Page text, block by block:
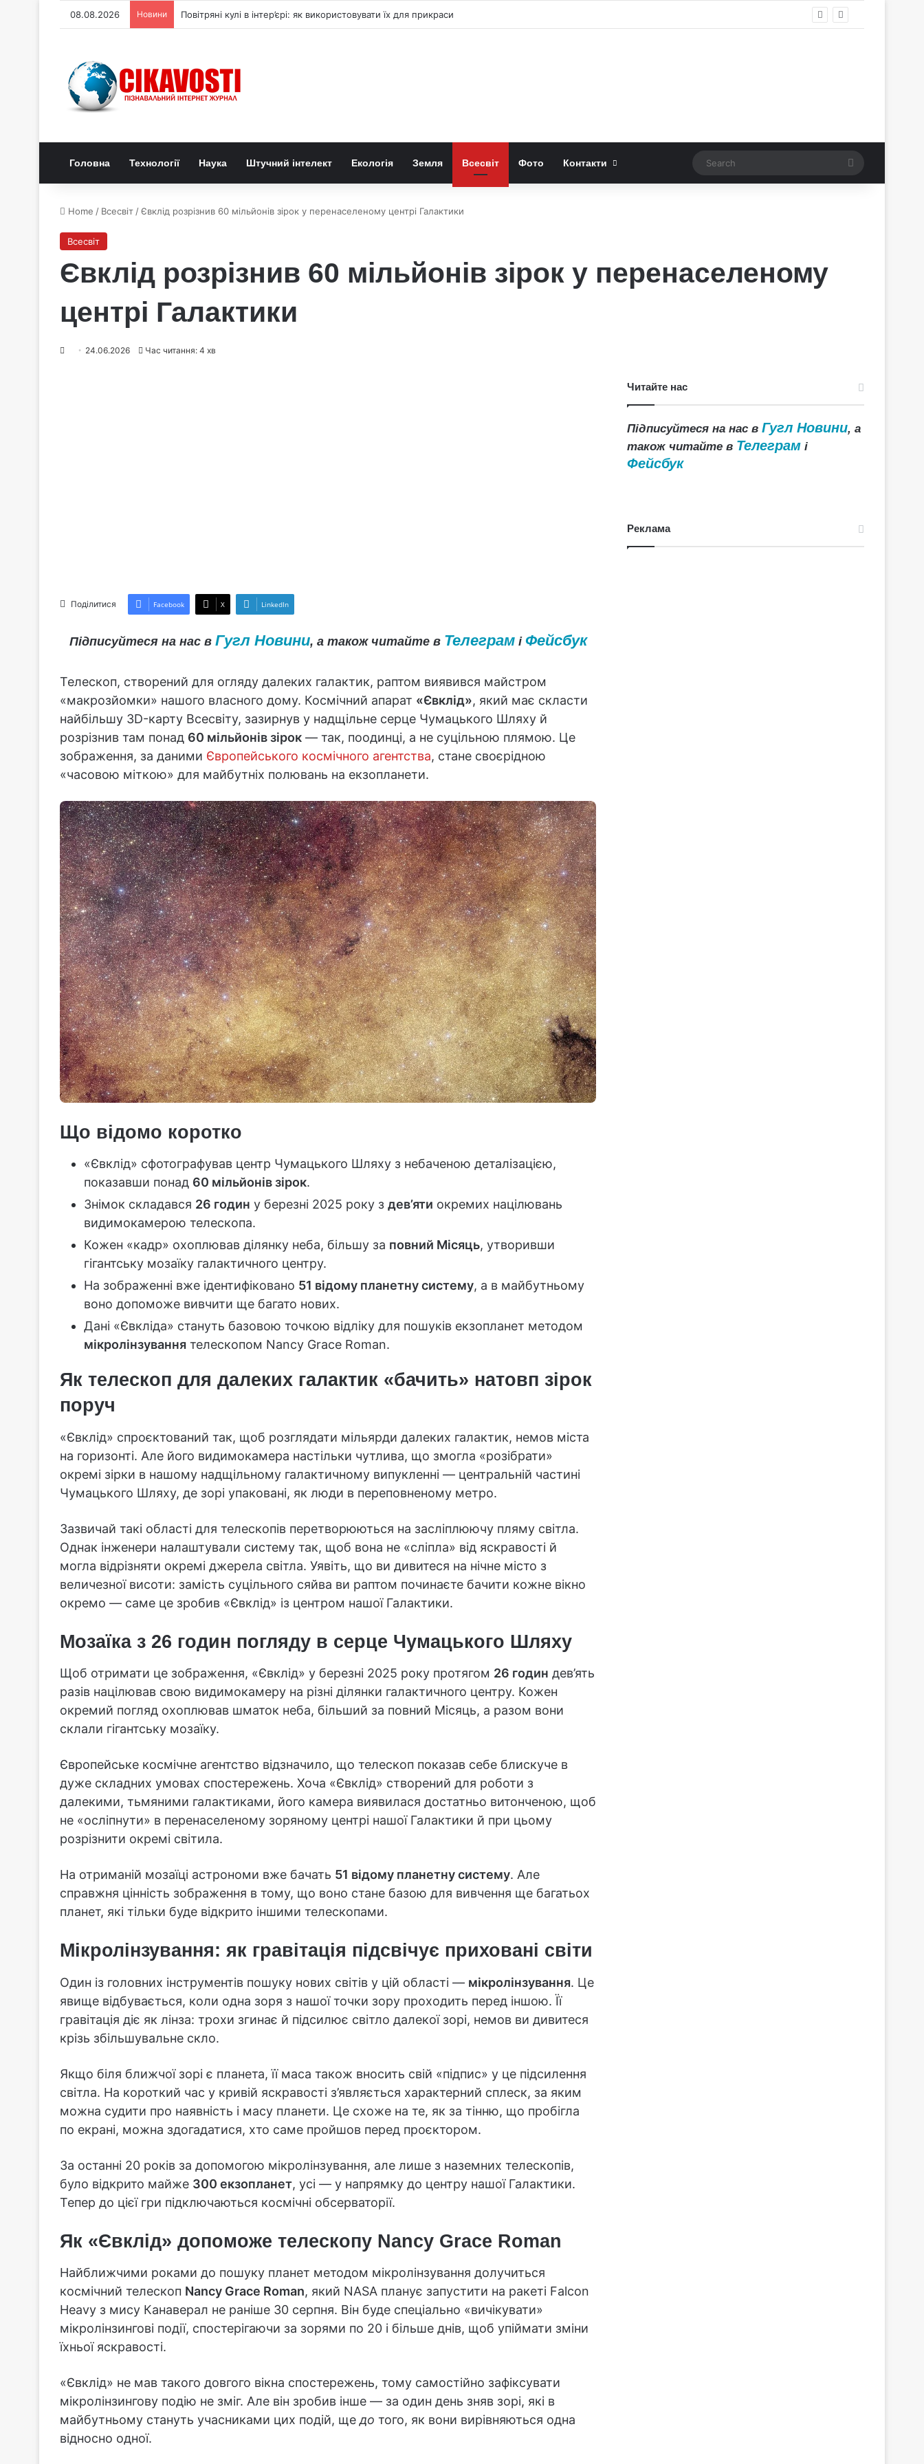
08.08.2026 Новини Повітряні кулі в інтер’єрі: як використовувати їх для прикраси
Головна Технології Наука Штучний інтелект Екологія Земля Всесвіт Фото Контакти Search
Home / Всесвіт /Євклід розрізнив 60 мільйонів зірок у перенаселеному центрі Галактики
Всесвіт
Євклід розрізнив 60 мільйонів зірок у перенаселеному
центрі Галактики
24.06.2026 Час читання: 4 хв
Поділитися Facebook X LinkedIn
Підписуйтеся на нас в Гугл Новини, а також читайте в Телеграмі Фейсбук
Телескоп, створений для огляду далеких галактик, раптом виявився майстром
«макрозйомки» нашого власного дому. Космічний апарат «Євклід», який має скласти
найбільшу 3D-карту Всесвіту, зазирнув у надщільне серце Чумацького Шляху й
розрізнив там понад 60 мільйонів зірок — так, поодинці, а не суцільною плямою. Це
зображення, за даними Європейського космічного агентства, стане своєрідною
«часовою міткою» для майбутніх полювань на екзопланети.
Що відомо коротко
«Євклід» сфотографував центр Чумацького Шляху з небаченою деталізацією,
показавши понад 60 мільйонів зірок.
Знімок складався 26 годин у березні 2025 року з дев’яти окремих націлювань
видимокамерою телескопа.
Кожен «кадр» охоплював ділянку неба, більшу за повний Місяць, утворивши
гігантську мозаїку галактичного центру.
На зображенні вже ідентифіковано 51 відому планетну систему, а в майбутньому
воно допоможе вивчити ще багато нових.
Дані «Євкліда» стануть базовою точкою відліку для пошуків екзопланет методом
мікролінзування телескопом Nancy Grace Roman.
Як телескоп для далеких галактик «бачить» натовп зірок
поруч
«Євклід» спроєктований так, щоб розглядати мільярди далеких галактик, немов міста
на горизонті. Але його видимокамера настільки чутлива, що змогла «розібрати»
окремі зірки в нашому надщільному галактичному випукленні — центральній частині
Чумацького Шляху, де зорі упаковані, як люди в переповненому метро.
Зазвичай такі області для телескопів перетворюються на засліплюючу пляму світла.
Однак інженери налаштували систему так, щоб вона не «сліпла» від яскравості й
могла відрізняти окремі джерела світла. Уявіть, що ви дивитеся на нічне місто з
величезної висоти: замість суцільного сяйва ви раптом починаєте бачити кожне вікно
окремо — саме це зробив «Євклід» із центром нашої Галактики.
Мозаїка з 26 годин погляду в серце Чумацького Шляху
Щоб отримати це зображення, «Євклід» у березні 2025 року протягом 26 годин дев’ять
разів націлював свою видимокамеру на різні ділянки галактичного центру. Кожен
окремий погляд охоплював шматок неба, більший за повний Місяць, а разом вони
склали гігантську мозаїку.
Європейське космічне агентство відзначило, що телескоп показав себе блискуче в
дуже складних умовах спостережень. Хоча «Євклід» створений для роботи з
далекими, тьмяними галактиками, його камера виявилася достатньо витонченою, щоб
не «осліпнути» в перенаселеному зоряному центрі нашої Галактики й при цьому
розрізнити окремі світила.
На отриманій мозаїці астрономи вже бачать 51 відому планетну систему. Але
справжня цінність зображення в тому, що воно стане базою для вивчення ще багатьох
планет, які тільки буде відкрито іншими телескопами.
Мікролінзування: як гравітація підсвічує приховані світи
Один із головних інструментів пошуку нових світів у цій області — мікролінзування. Це
явище відбувається, коли одна зоря з нашої точки зору проходить перед іншою. Її
гравітація діє як лінза: трохи згинає й підсилює світло далекої зорі, немов ви дивитеся
крізь збільшувальне скло.
Якщо біля ближчої зорі є планета, її маса також вносить свій «підпис» у це підсилення
світла. На короткий час у кривій яскравості з’являється характерний сплеск, за яким
можна судити про наявність і масу планети. Це схоже на те, як за тінню, що пробігла
по екрані, можна здогадатися, хто саме пройшов перед проєктором.
За останні 20 років за допомогою мікролінзування, але лише з наземних телескопів,
було відкрито майже 300 екзопланет, усі — у напрямку до центру нашої Галактики.
Тепер до цієї гри підключаються космічні обсерваторії.
Як «Євклід» допоможе телескопу Nancy Grace Roman
Найближчими роками до пошуку планет методом мікролінзування долучиться
космічний телескоп Nancy Grace Roman, який NASA планує запустити на ракеті Falcon
Heavy з мису Канаверал не раніше 30 серпня. Він буде спеціально «вичікувати»
мікролінзингові події, спостерігаючи за зорями по 20 і більше днів, щоб упіймати зміни
їхньої яскравості.
«Євклід» не мав такого довгого вікна спостережень, тому самостійно зафіксувати
мікролінзингову подію не зміг. Але він зробив інше — за один день зняв зорі, які в
майбутньому стануть учасниками цих подій, щедо того, як вони вирівняються одна
відносно одної.
Читайте нас
Підписуйтеся на нас вГугл Новини, а
також читайте в Телеграм і
Фейсбук
Реклама